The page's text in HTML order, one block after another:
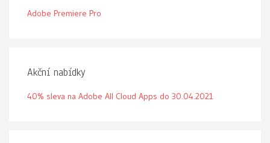
Adobe Premiere Pro
Akční nabídky
40% sleva na Adobe All Cloud Apps do 30.04.2021